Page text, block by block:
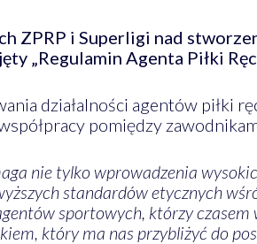
ZPRP i Superligi nad
„Regulamin Agenta Piłki
działalności agentów piłki
pomiędzy
nie tylko wprowadzenia
standardów etycznych
sportowych, którzy czasem
który ma nas przybliżyć do